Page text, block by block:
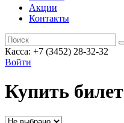
Акции
Контакты
Касса: +7 (3452) 28-32-32
Войти
Купить билет